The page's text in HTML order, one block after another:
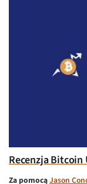
Recenzja Bitcoin
Za pomocąJason